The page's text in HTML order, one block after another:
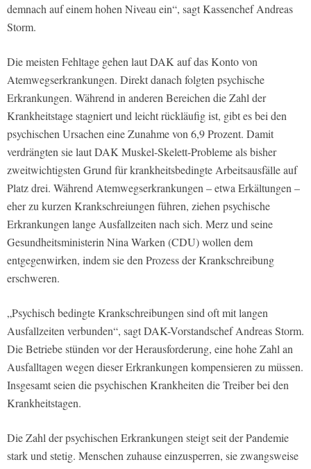
demnach auf einem hohen Niveau ein“, sagt Kassenchef Andreas
Storm.
Die meisten Fehltage gehen laut DAK auf das Konto von
Atemwegserkrankungen. Direkt danach folgten psychische
Erkrankungen. Während in anderen Bereichen die Zahl der
Krankheitstage stagniert und leicht rückläufig ist, gibt es bei den
psychischen Ursachen eine Zunahme von 6,9 Prozent. Damit
verdrängten sie laut DAK Muskel-Skelett-Probleme als bisher
zweitwichtigsten Grund für krankheitsbedingte Arbeitsausfälle auf
Platz drei. Während Atemwegserkrankungen – etwa Erkältungen –
eher zu kurzen Krankschreiungen führen, ziehen psychische
Erkrankungen lange Ausfallzeiten nach sich. Merz und seine
Gesundheitsministerin Nina Warken (CDU) wollen dem
entgegenwirken, indem sie den Prozess der Krankschreibung
erschweren.
„Psychisch bedingte Krankschreibungen sind oft mit langen
Ausfallzeiten verbunden“, sagt DAK-Vorstandschef Andreas Storm.
Die Betriebe stünden vor der Herausforderung, eine hohe Zahl an
Ausfalltagen wegen dieser Erkrankungen kompensieren zu müssen.
Insgesamt seien die psychischen Krankheiten die Treiber bei den
Krankheitstagen.
Die Zahl der psychischen Erkrankungen steigt seit der Pandemie
stark und stetig. Menschen zuhause einzusperren, sie zwangsweise